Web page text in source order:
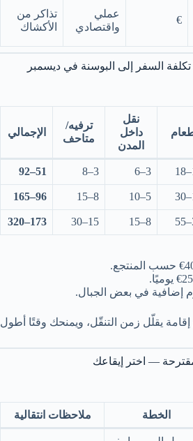
€
عملي
واقتصادي
تذاكر من
الأكشاك
السفر إلى البوسنة في ديسمبر
نقل
داخل
المدن
ترفيه/
متاحف
الإجمالي
3–6
3–8
51–92
5–10
8–15
96–165
8–15
15–30
173–320
إضافية في بعض الجبال.
إقامة يقلّل زمن التنقّل، ويمنحك وقتًا أطول
— اختر إيقاعك
الخطة ملاحظات انتقالية